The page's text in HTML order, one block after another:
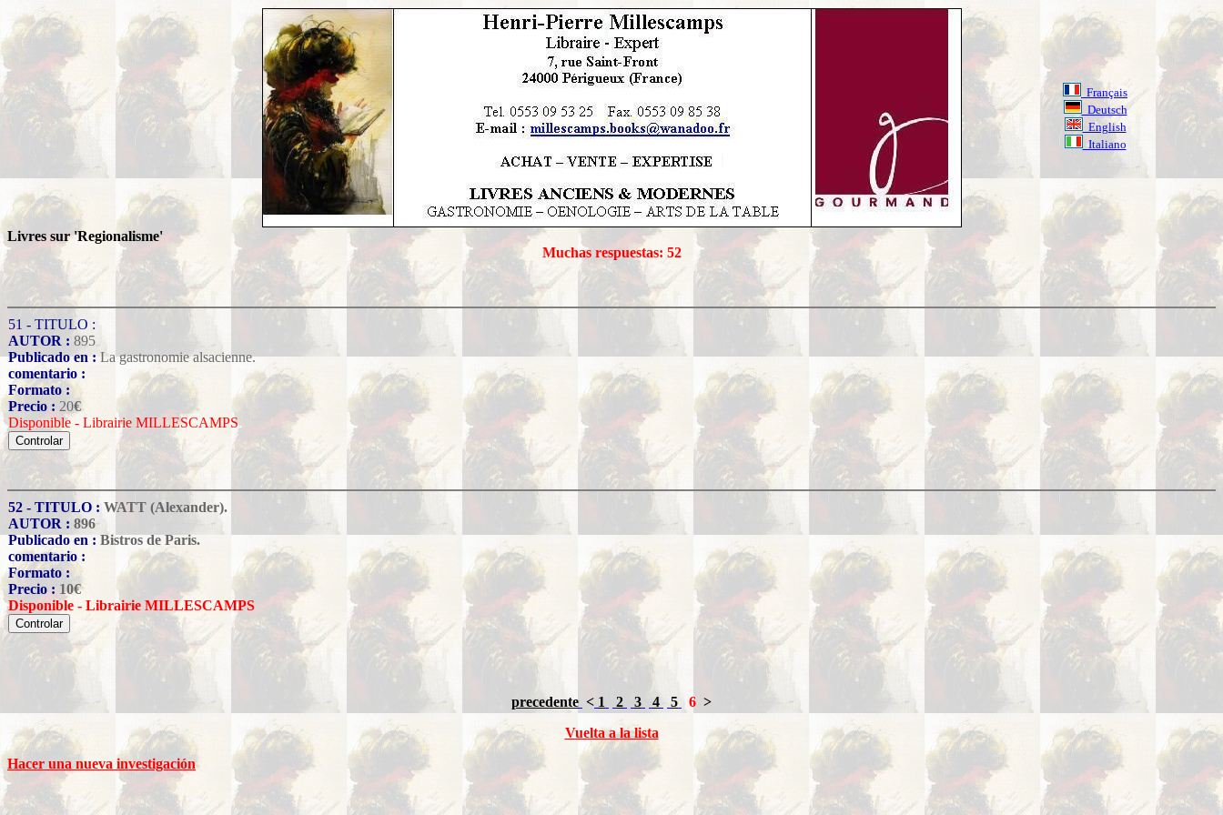
Français
Deutsch
English
Italiano
Livres sur 'Regionalisme'
Muchas respuestas: 52
51 - TITULO :
AUTOR : 895
Publicado en : La gastronomie alsacienne.
comentario :
Formato :
Precio : 20€
Disponible - Librairie MILLESCAMPS
52 - TITULO : WATT (Alexander).
AUTOR : 896
Publicado en : Bistros de Paris.
comentario :
Formato :
Precio : 10€
Disponible - Librairie MILLESCAMPS
precedente < 1 2 3 4 5 6 >
Vuelta a la lista
Hacer una nueva investigación